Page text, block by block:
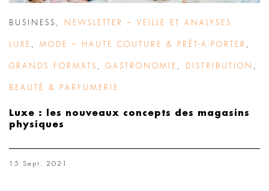
BUSINESS NEWSLETTER – VEILLE ET ANALYSES
LUXE MODE – HAUTE COUTURE & PRÊT-À-PORTER
GRANDS FORMATS GASTRONOMIE DISTRIBUTION
BEAUTÉ & PARFUMERIE
Luxe : les nouveaux concepts des magasins
physiques
15 Sept. 2021